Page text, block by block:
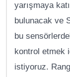
yarışmaya
bulunacak ve
bu
kontrol etmek
istiyoruz.